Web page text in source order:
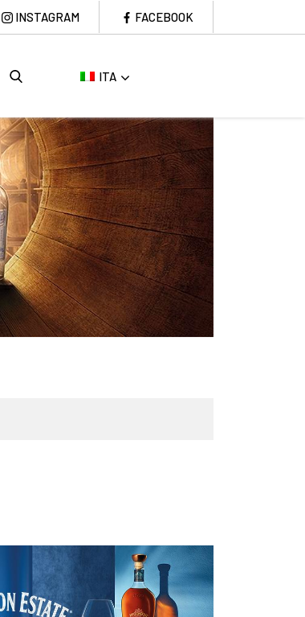
INSTAGRAM FACEBOOK
ITA